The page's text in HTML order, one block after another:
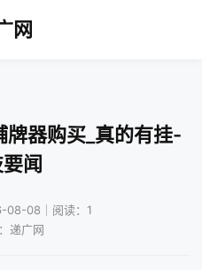
网
器购买_真的有挂-
闻
08-08｜阅读：1
递广网